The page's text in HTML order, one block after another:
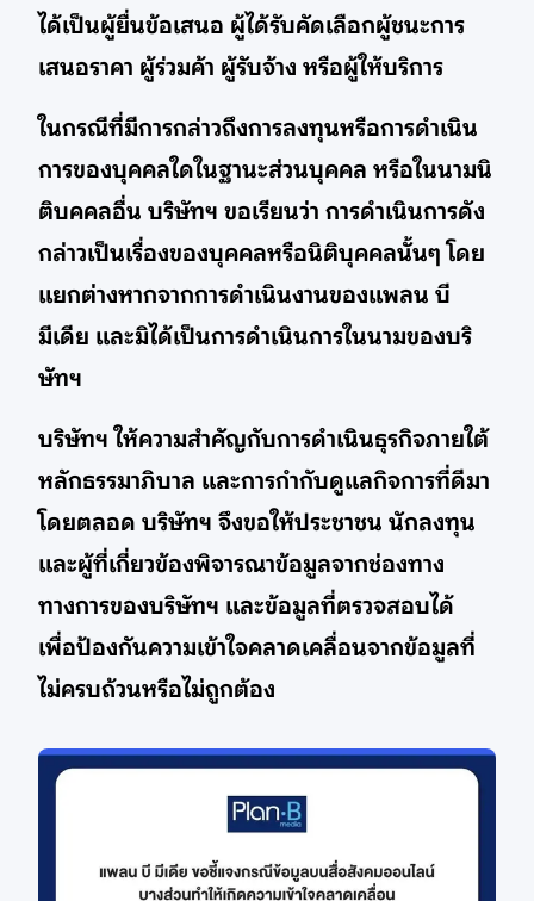
ได้เป็นผู้ยื่นข้อเสนอ ผู้ได้รับคัดเลือกผู้ชนะการ
เสนอราคา ผู้ร่วมค้า ผู้รับจ้าง หรือผู้ให้บริการ
ในกรณีที่มีการกล่าวถึงการลงทุนหรือการดำเนิน
การของบุคคลใดในฐานะส่วนบุคคล หรือในนามนิ
ติบคคลอื่น บริษัทฯ ขอเรียนว่า การดำเนินการดัง
กล่าวเป็นเรื่องของบุคคลหรือนิติบุคคลนั้นๆ โดย
แยกต่างหากจากการดำเนินงานของแพลน บี
มีเดีย และมิได้เป็นการดำเนินการในนามของบริ
ษัทฯ
บริษัทฯ ให้ความสำคัญกับการดำเนินธุรกิจภายใต้
หลักธรรมาภิบาล และการกำกับดูแลกิจการที่ดีมา
โดยตลอด บริษัทฯ จึงขอให้ประชาชน นักลงทุน
และผู้ที่เกี่ยวข้องพิจารณาข้อมูลจากช่องทาง
ทางการของบริษัทฯ และข้อมูลที่ตรวจสอบได้
เพื่อป้องกันความเข้าใจคลาดเคลื่อนจากข้อมูลที่
ไม่ครบถ้วนหรือไม่ถูกต้อง